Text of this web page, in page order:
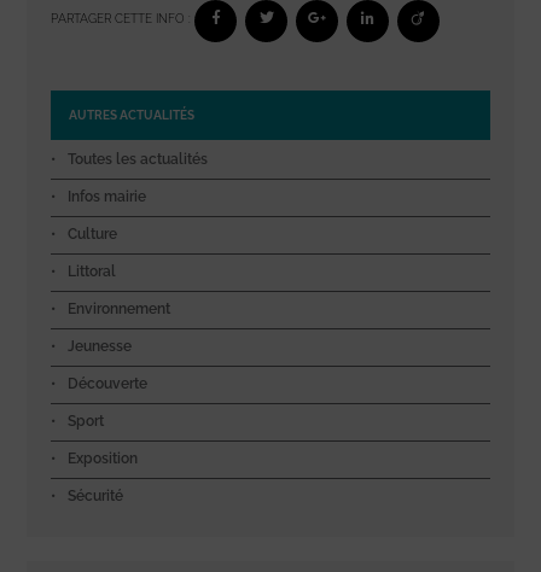
PARTAGER CETTE INFO :
AUTRES ACTUALITÉS
Toutes les actualités
Infos mairie
Culture
Littoral
Environnement
Jeunesse
Découverte
Sport
Exposition
Sécurité